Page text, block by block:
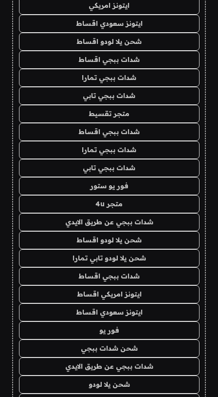
ايتونز امريكي
ايتونز سعودي اقساط
شحن يلا لودو اقساط
شدات ببجي اقساط
شدات ببجي تمارا
شدات ببجي تابي
متجر تقسيط
شدات ببجي اقساط
شدات ببجي تمارا
شدات ببجي تابي
فور يو ستور
متجر 4u
شدات ببجي عن طريق الايدي
شحن يلا لودو اقساط
شحن يلا لودو تابي تمارا
شدات ببجي اقساط
ايتونز امريكي اقساط
ايتونز سعودي اقساط
فور يو
شحن شدات ببجي
شدات ببجي عن طريق الايدي
شحن يلا لودو